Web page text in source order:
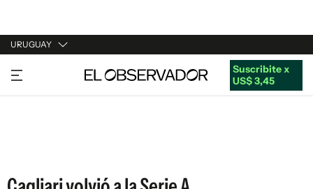
URUGUAY
URUGUAY
ARGENTINA
Suscribite x
US$ 3,45